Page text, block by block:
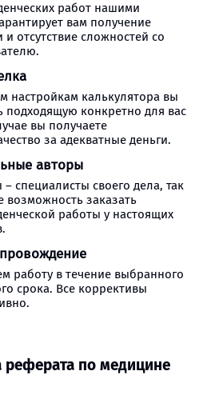
работ нашими
вам получение
отсутствие сложностей со
настройкам калькулятора вы
подходящую конкретно для вас
вы получаете
за адекватные деньги.
авторы
специалисты своего дела, так
возможность заказать
работы у настоящих
работу в течение выбранного
срока. Все коррективы
реферата по медицине